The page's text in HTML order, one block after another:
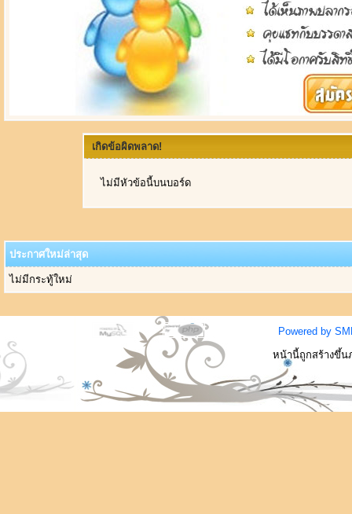
เกิดข้อผิดพลาด!
ไม่มีหัวข้อนี้บนบอร์ด
ประกาศใหม่ล่าสุด
ไม่มีกระทู้ใหม่
Powered by
หน้านี้ถูกสร้างขึ้น